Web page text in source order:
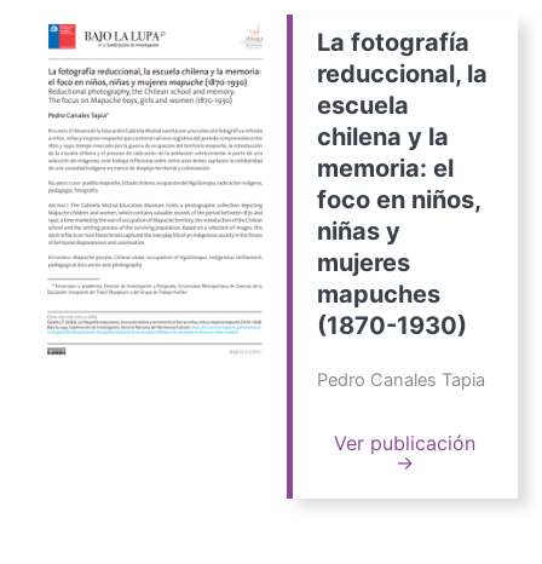
La fotografía
reduccional, la
escuela
chilena y la
memoria: el
foco en niños,
niñas y
mujeres
mapuches
(1870-1930)
Pedro Canales Tapia
Ver publicación
→